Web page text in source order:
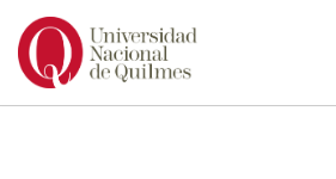
Ir